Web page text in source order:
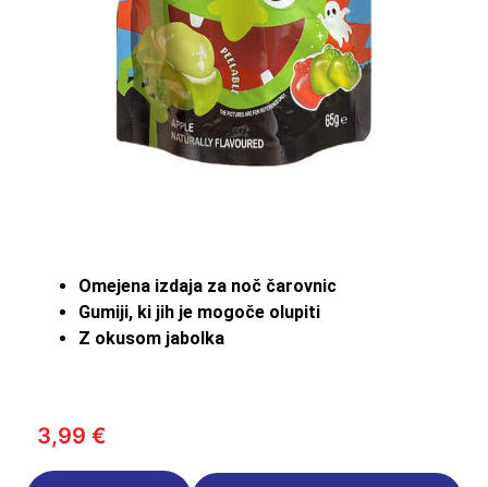
Omejena izdaja za noč čarovnic
Gumiji, ki jih je mogoče olupiti
Z okusom jabolka
3,99 €